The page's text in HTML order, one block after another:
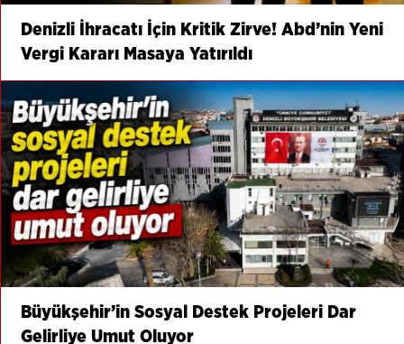
Denizli İhracatı İçin Kritik Zirve! Abd’nin Yeni
Vergi Kararı Masaya Yatırıldı
Büyükşehir’in Sosyal Destek Projeleri Dar
Gelirliye Umut Oluyor